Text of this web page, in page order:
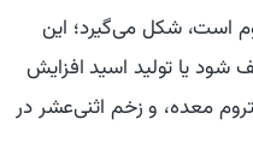
است، شکل می‌گیرد؛ این
یا تولید اسید افزایش
معده، و زخم اثنی‌عشر در